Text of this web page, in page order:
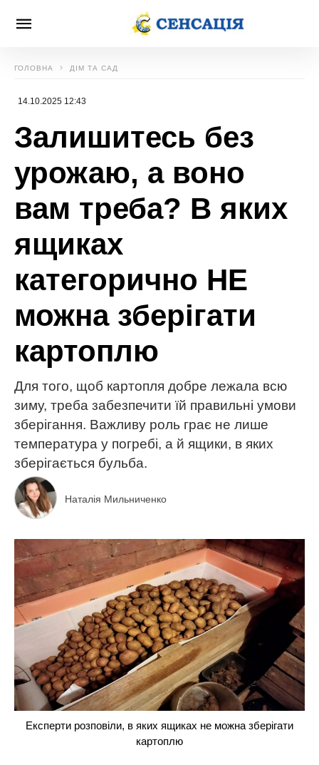
ГОЛОВНА ДІМ ТА САД
14.10.2025 12:43
Залишитесь без
урожаю, а воно
вам треба? В яких
ящиках
категорично НЕ
можна зберігати
картоплю
Для того, щоб картопля добре лежала всю
зиму, треба забезпечити їй правильні умови
зберігання. Важливу роль грає не лише
температура у погребі, а й ящики, в яких
зберігається бульба.
Наталія Мильниченко
Експерти розповіли, в яких ящиках не можна зберігати
картоплю